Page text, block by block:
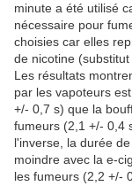
minute a été utilisé
nécessaire pour
choisies car elles
de nicotine
Les résultats
par les vapoteurs
+/- 0,7 s) que la
fumeurs (2,1 +/- 0,4
l'inverse, la durée
moindre avec la e-
les fumeurs (2,2 +/-